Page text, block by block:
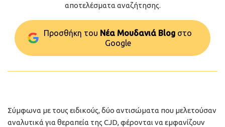
αποτελέσματα αναζήτησης.
Προσθήκη του Νέα Μουδανιά Blog στo
Google
Σύμφωνα με τους ειδικούς, δύο αντισώματα που μελετούσαν
αναλυτικά για θεραπεία της CJD, φέρονται να εμφανίζουν